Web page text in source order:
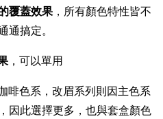
覆蓋效果，所有顏色特性皆不
搞定。
，可以單用
啡色系，改眉系列則因主色系
因此選擇更多，也與套盒顏色